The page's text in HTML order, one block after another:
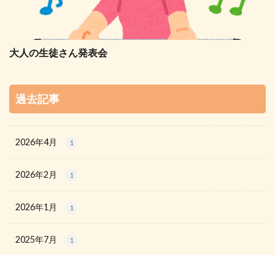
大人の生徒さん発表会
過去記事
2026年4月 1
2026年2月 1
2026年1月 1
2025年7月 1